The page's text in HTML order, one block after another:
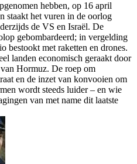
hebben, op 16 april
staakt het vuren in de oorlog
de VS en Israël. De
gebombardeerd; in vergelding
bestookt met raketten en drones.
landen economisch geraakt door
Hormuz. De roep om
en de inzet van konvooien om
wordt steeds luider – en wie
van met name dit laatste